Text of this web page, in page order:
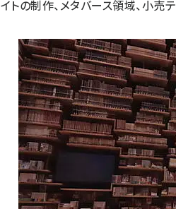
イトの制作、メタバース領域、小